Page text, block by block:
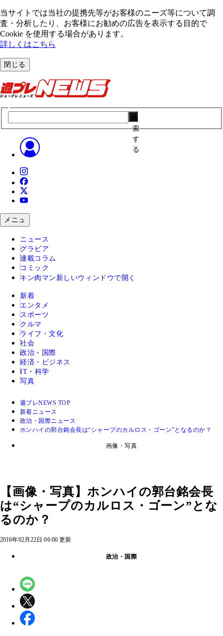
当サイトでは当社の提携先等がお客様のニーズ等について調
査・分析したり、お客様にお勧めの広告を表⽰する⽬的で
Cookie を使⽤する場合があります。
詳しくはこちら
閉じる
索
す
る
メニュ
ニュース
グラビア
連載コラム
コミック
キン肉マン 新しいウィンドウで開く
新着
エンタメ
スポーツ
クルマ
ライフ・文化
社会
政治・国際
経済・ビジネス
IT・科学
写真
週プレNEWS TOP
新着ニュース
政治・国際ニュース
ホンハイの郭台銘会長は“シャープのカルロス・ゴーン”となるのか？
画像・写真
【画像・写真】ホンハイの郭台銘会長
は“シャープのカルロス・ゴーン”とな
るのか？
2016年02月22日 06:00 更新
政治・国際